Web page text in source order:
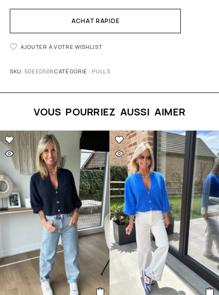
ACHAT RAPIDE
AJOUTER À VOTRE WISHLIST
SKU:5DEED50BCATÉGORIE : PULLS
VOUS POURRIEZ AUSSI AIMER